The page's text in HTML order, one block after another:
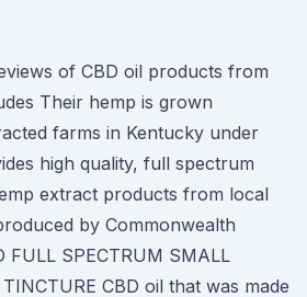
of CBD oil products from
Their hemp is grown
farms in Kentucky under
high quality, full spectrum
extract products from local
by Commonwealth
FULL SPECTRUM SMALL
CBD oil that was made